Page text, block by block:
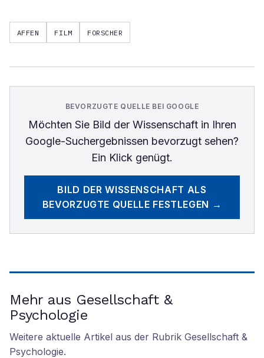
AFFEN FILM FORSCHER
BEVORZUGTE QUELLE BEI GOOGLE
Möchten Sie Bild der Wissenschaftin Ihren
Google-Suchergebnissen bevorzugt sehen?
Ein Klick genügt.
BILD DER WISSENSCHAFT ALS
BEVORZUGTE QUELLE FESTLEGEN →
Mehr aus Gesellschaft &
Psychologie
Weitere aktuelle Artikel aus der Rubrik Gesellschaft &
Psychologie.